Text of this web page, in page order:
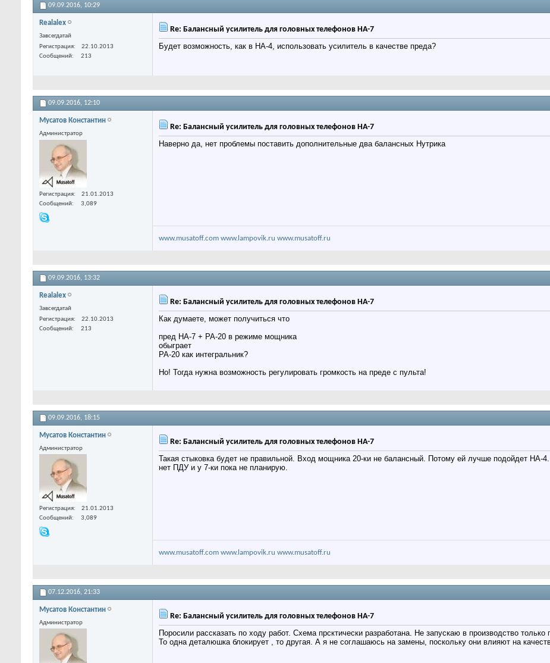
09.09.2016, 10:29
Realalex
Завсегдатай
Регистрация
22.10.2013
Сообщений
213
Re: Балансный усилитель для головных телефонов HA-7
Будет возможность, как в HA-4, использовать усилитель в качестве преда?
09.09.2016, 12:10
Мусатов Константин
Администратор
Регистрация
21.01.2013
Сообщений
3,089
Re: Балансный усилитель для головных телефонов HA-7
Наверно да, нет проблемы поставить дополнительные два балансных Нутрика
www.musatoff.com www.lampovik.ru www.musatoff.ru
09.09.2016, 13:32
Realalex
Завсегдатай
Регистрация
22.10.2013
Сообщений
213
Re: Балансный усилитель для головных телефонов HA-7
Как думаете, может получиться что
пред HA-7 + PA-20 в режиме мощника
обыграет
PA-20 как интегральник?
Но! Тогда нужна возможность регулировать громкость на преде с пульта!
09.09.2016, 18:15
Мусатов Константин
Администратор
Регистрация
21.01.2013
Сообщений
3,089
Re: Балансный усилитель для головных телефонов HA-7
Такая стыковка будет не правильной. Вход мощника 20-ки не балансный. Потому ей лучше подойдет
нет ПДУ и у 7-ки пока не планирую.
www.musatoff.com www.lampovik.ru www.musatoff.ru
07.12.2016, 21:33
Мусатов Константин
Администратор
Re: Балансный усилитель для головных телефонов HA-7
Поросили рассказать по ходу работ. Схема прсктически разработана. Не запускаю в производство
То одна деталюшка блокирует , то другая. А я не соглашаюсь на замены, поскольку они влияют на